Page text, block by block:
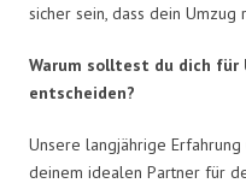
sicher sein, dass dein
Warum solltest du dich für
entscheiden?
Unsere langjährige Erfahrung
deinem idealen Partner für